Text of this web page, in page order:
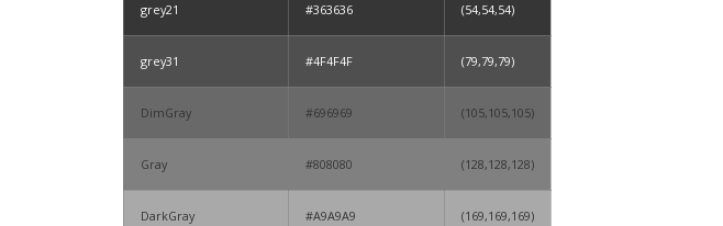
grey21 #363636 (54,54,54)
grey31 #4F4F4F (79,79,79)
DimGray #696969 (105,105,105)
Gray #808080 (128,128,128)
DarkGray #A9A9A9 (169,169,169)